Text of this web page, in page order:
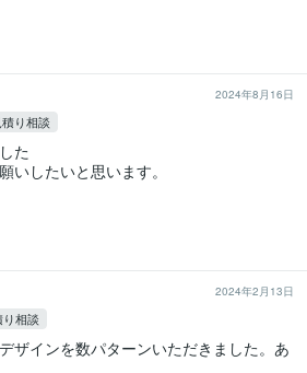
2024年8月16日
積り相談
た
いしたいと思います。
2024年2月13日
り相談
ザインを数パターンいただきました。あ